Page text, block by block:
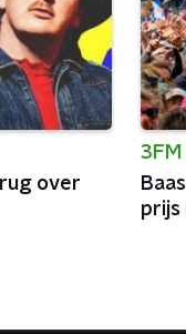
over
3FM
prijs